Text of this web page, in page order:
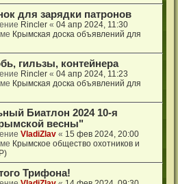
для зарядки патронов
Rincler «04 апр 2024, 11:30
Крымская доска объявлений для
гильзы, контейнера
Rincler «04 апр 2024, 11:23
Крымская доска объявлений для
Биатлон 2024 10-я
весны"
VladiZlav « 15 фев 2024, 20:00
Крымское общество охотников и
Трифона!